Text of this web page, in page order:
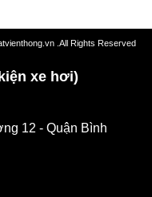
.All Rights Reserved
xe hơi)
12 - Quận Bình